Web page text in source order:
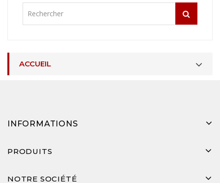
ACCUEIL
INFORMATIONS
PRODUITS
NOTRE SOCIÉTÉ